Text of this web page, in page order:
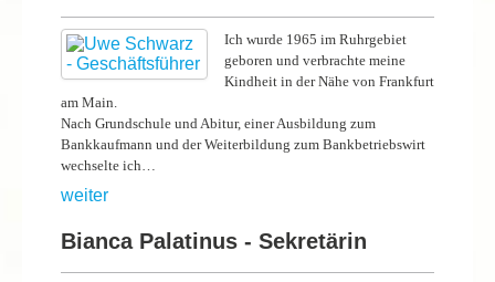
Ich wurde 1965 im Ruhrgebiet
geboren und verbrachte meine
Kindheit in der Nähe von Frankfurt
am Main.
Nach Grundschule und Abitur, einer Ausbildung zum
Bankkaufmann und der Weiterbildung zum Bankbetriebswirt
wechselte ich…
weiter
Bianca Palatinus - Sekretärin